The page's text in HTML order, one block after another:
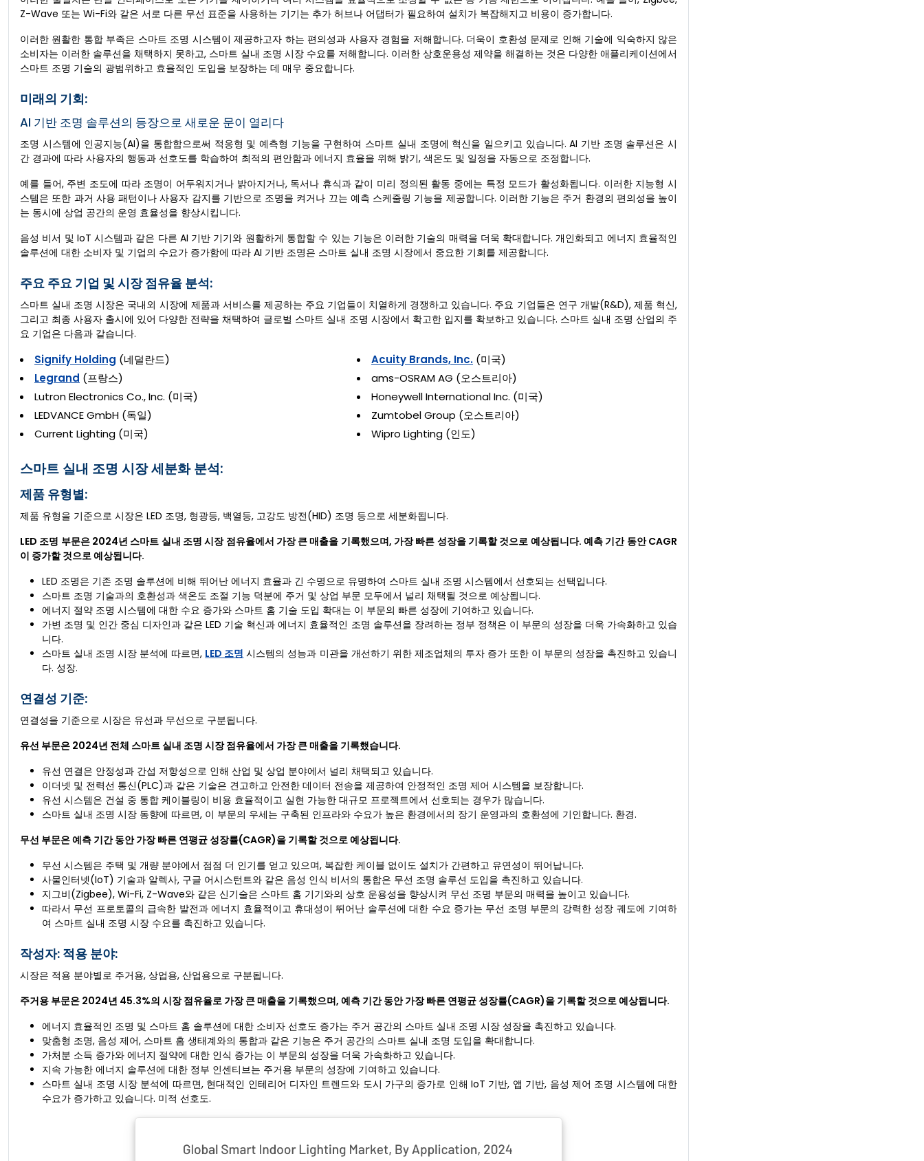
Z-Wave 또는 Wi-Fi와 같은 서로 다른 무선 표준을 사용하는 기기는 추가 허브나 어댑터가 필요하여 설치가 복잡해지고 비용이 증가합니다.
이러한 원활한 통합 부족은 스마트 조명 시스템이 제공하고자 하는 편의성과 사용자 경험을 저해합니다. 더욱이 호환성 문제로 인해 기술에 익숙하지 않은
소비자는 이러한 솔루션을 채택하지 못하고, 스마트 실내 조명 시장 수요를 저해합니다. 이러한 상호운용성 제약을 해결하는 것은 다양한 애플리케이션에서
스마트 조명 기술의 광범위하고 효율적인 도입을 보장하는 데 매우 중요합니다.
미래의 기회:
AI 기반 조명 솔루션의 등장으로 새로운 문이 열리다
조명 시스템에 인공지능(AI)을 통합함으로써 적응형 및 예측형 기능을 구현하여 스마트 실내 조명에 혁신을 일으키고 있습니다. AI 기반 조명 솔루션은 시
간 경과에 따라 사용자의 행동과 선호도를 학습하여 최적의 편안함과 에너지 효율을 위해 밝기, 색온도 및 일정을 자동으로 조정합니다.
예를 들어, 주변 조도에 따라 조명이 어두워지거나 밝아지거나, 독서나 휴식과 같이 미리 정의된 활동 중에는 특정 모드가 활성화됩니다. 이러한 지능형 시
스템은 또한 과거 사용 패턴이나 사용자 감지를 기반으로 조명을 켜거나 끄는 예측 스케줄링 기능을 제공합니다. 이러한 기능은 주거 환경의 편의성을 높이
는 동시에 상업 공간의 운영 효율성을 향상시킵니다.
음성 비서 및 IoT 시스템과 같은 다른 AI 기반 기기와 원활하게 통합할 수 있는 기능은 이러한 기술의 매력을 더욱 확대합니다. 개인화되고 에너지 효율적인
솔루션에 대한 소비자 및 기업의 수요가 증가함에 따라 AI 기반 조명은 스마트 실내 조명 시장에서 중요한 기회를 제공합니다.
주요 주요 기업 및 시장 점유율 분석:
스마트 실내 조명 시장은 국내외 시장에 제품과 서비스를 제공하는 주요 기업들이 치열하게 경쟁하고 있습니다. 주요 기업들은 연구 개발(R&D), 제품 혁신,
그리고 최종 사용자 출시에 있어 다양한 전략을 채택하여 글로벌 스마트 실내 조명 시장에서 확고한 입지를 확보하고 있습니다. 스마트 실내 조명 산업의 주
요 기업은 다음과 같습니다.
Signify Holding (네덜란드)
Legrand (프랑스)
Lutron Electronics Co., Inc. (미국)
LEDVANCE GmbH (독일)
Current Lighting (미국)
Acuity Brands, Inc. (미국)
ams-OSRAM AG (오스트리아)
Honeywell International Inc. (미국)
Zumtobel Group (오스트리아)
Wipro Lighting (인도)
스마트 실내 조명 시장 세분화 분석:
제품 유형별:
제품 유형을 기준으로 시장은 LED 조명, 형광등, 백열등, 고강도 방전(HID) 조명 등으로 세분화됩니다.
LED 조명 부문은 2024년 스마트 실내 조명 시장 점유율에서 가장 큰 매출을 기록했으며, 가장 빠른 성장을 기록할 것으로 예상됩니다. 예측 기간 동안 CAGR
이 증가할 것으로 예상됩니다.
LED 조명은 기존 조명 솔루션에 비해 뛰어난 에너지 효율과 긴 수명으로 유명하여 스마트 실내 조명 시스템에서 선호되는 선택입니다.
스마트 조명 기술과의 호환성과 색온도 조절 기능 덕분에 주거 및 상업 부문 모두에서 널리 채택될 것으로 예상됩니다.
에너지 절약 조명 시스템에 대한 수요 증가와 스마트 홈 기술 도입 확대는 이 부문의 빠른 성장에 기여하고 있습니다.
가변 조명 및 인간 중심 디자인과 같은 LED 기술 혁신과 에너지 효율적인 조명 솔루션을 장려하는 정부 정책은 이 부문의 성장을 더욱 가속화하고 있습
니다.
스마트 실내 조명 시장 분석에 따르면, LED 조명 시스템의 성능과 미관을 개선하기 위한 제조업체의 투자 증가 또한 이 부문의 성장을 촉진하고 있습니
다. 성장.
연결성 기준:
연결성을 기준으로 시장은 유선과 무선으로 구분됩니다.
유선 부문은 2024년 전체 스마트 실내 조명 시장 점유율에서 가장 큰 매출을 기록했습니다.
유선 연결은 안정성과 간섭 저항성으로 인해 산업 및 상업 분야에서 널리 채택되고 있습니다.
이더넷 및 전력선 통신(PLC)과 같은 기술은 견고하고 안전한 데이터 전송을 제공하여 안정적인 조명 제어 시스템을 보장합니다.
유선 시스템은 건설 중 통합 케이블링이 비용 효율적이고 실현 가능한 대규모 프로젝트에서 선호되는 경우가 많습니다.
스마트 실내 조명 시장 동향에 따르면, 이 부문의 우세는 구축된 인프라와 수요가 높은 환경에서의 장기 운영과의 호환성에 기인합니다. 환경.
무선 부문은 예측 기간 동안 가장 빠른 연평균 성장률(CAGR)을 기록할 것으로 예상됩니다.
무선 시스템은 주택 및 개량 분야에서 점점 더 인기를 얻고 있으며, 복잡한 케이블 없이도 설치가 간편하고 유연성이 뛰어납니다.
사물인터넷(IoT) 기술과 알렉사, 구글 어시스턴트와 같은 음성 인식 비서의 통합은 무선 조명 솔루션 도입을 촉진하고 있습니다.
지그비(Zigbee), Wi-Fi, Z-Wave와 같은 신기술은 스마트 홈 기기와의 상호 운용성을 향상시켜 무선 조명 부문의 매력을 높이고 있습니다.
따라서 무선 프로토콜의 급속한 발전과 에너지 효율적이고 휴대성이 뛰어난 솔루션에 대한 수요 증가는 무선 조명 부문의 강력한 성장 궤도에 기여하
여 스마트 실내 조명 시장 수요를 촉진하고 있습니다.
작성자: 적용 분야:
시장은 적용 분야별로 주거용, 상업용, 산업용으로 구분됩니다.
주거용 부문은 2024년 45.3%의 시장 점유율로 가장 큰 매출을 기록했으며, 예측 기간 동안 가장 빠른 연평균 성장률(CAGR)을 기록할 것으로 예상됩니다.
에너지 효율적인 조명 및 스마트 홈 솔루션에 대한 소비자 선호도 증가는 주거 공간의 스마트 실내 조명 시장 성장을 촉진하고 있습니다.
맞춤형 조명, 음성 제어, 스마트 홈 생태계와의 통합과 같은 기능은 주거 공간의 스마트 실내 조명 도입을 확대합니다.
가처분 소득 증가와 에너지 절약에 대한 인식 증가는 이 부문의 성장을 더욱 가속화하고 있습니다.
지속 가능한 에너지 솔루션에 대한 정부 인센티브는 주거용 부문의 성장에 기여하고 있습니다.
스마트 실내 조명 시장 분석에 따르면, 현대적인 인테리어 디자인 트렌드와 도시 가구의 증가로 인해 IoT 기반, 앱 기반, 음성 제어 조명 시스템에 대한
수요가 증가하고 있습니다. 미적 선호도.